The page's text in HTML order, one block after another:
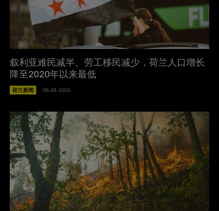
叙利亚难民减半、劳工移民减少，荷兰人口增长
降至2020年以来最低
荷兰新闻 06-08-2026